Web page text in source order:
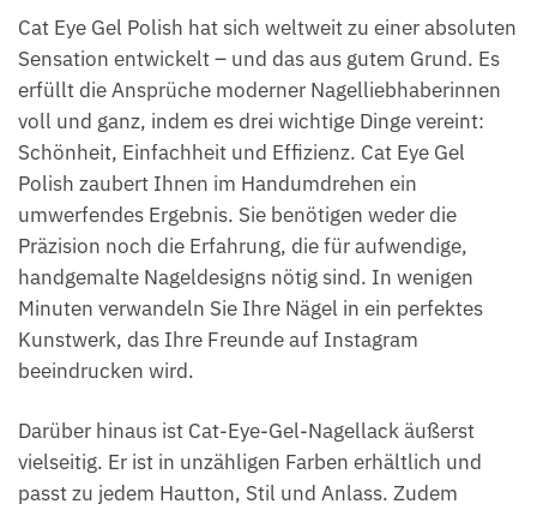
Cat Eye Gel Polish hat sich weltweit zu einer absoluten
Sensation entwickelt – und das aus gutem Grund. Es
erfüllt die Ansprüche moderner Nagelliebhaberinnen
voll und ganz, indem es drei wichtige Dinge vereint:
Schönheit, Einfachheit und Effizienz. Cat Eye Gel
Polish zaubert Ihnen im Handumdrehen ein
umwerfendes Ergebnis. Sie benötigen weder die
Präzision noch die Erfahrung, die für aufwendige,
handgemalte Nageldesigns nötig sind. In wenigen
Minuten verwandeln Sie Ihre Nägel in ein perfektes
Kunstwerk, das Ihre Freunde auf Instagram
beeindrucken wird.
Darüber hinaus ist Cat-Eye-Gel-Nagellack äußerst
vielseitig. Er ist in unzähligen Farben erhältlich und
passt zu jedem Hautton, Stil und Anlass. Zudem